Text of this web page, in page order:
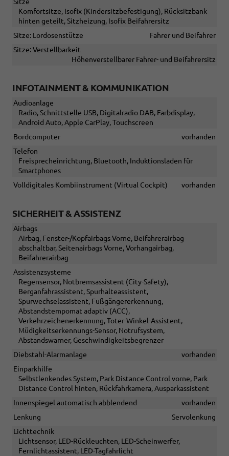
Komfortsitze, Isofix (Kindersitzbefestigung), Rücksitzbank
hinten geteilt, Sitzheizung, Isofix Beifahrersitz
Sitze: Lordosenstütze
Fahrer und Beifahrer
Sitze: Verstellbarkeit
Höhenverstellbarer Fahrer- und Beifahrersitz
INFOTAINMENT & KOMMUNIKATION
Audioanlage
Radio, Schnittstelle USB, Digitalradio DAB, Farbdisplay,
Android Auto, Apple CarPlay, Touchscreen
Bordcomputer
vorhanden
Telefon
Freisprecheinrichtung, Bluetooth, Induktionsladen für
Smartphones
Volldigitales Kombiinstrument (Virtual Cockpit)
vorhanden
SICHERHEIT & ASSISTENZ
Airbags
Airbag, Fenster-/Kopfairbags Vorne, Beifahrerairbag
abschaltbar, Seitenairbags Vorne, Vorhangairbag,
Beifahrerairbag
Assistenzsysteme
Regensensor, Notbremsassistent (City-Safety),
Berganfahrassistent, Spurhalteassistent,
Spurwechselassistent, Fußgängererkennung,
Abstandstempomat adaptiv (ACC),
Verkehrzeichenerkennung, Toter-Winkel-Assistent,
Müdigkeitserkennungs-Sensor, Notrufsystem,
Abstandswarner, Geschwindigkeitsbegrenzer
Diebstahl-Alarmanlage
vorhanden
Einparkhilfe
Selbstlenkendes System, Park Distance Control vorne, Park
Distance Control hinten, Rückfahrkamera, Ausparkassistent
Innenspiegel automatisch abblendend
vorhanden
Lenkung
Servolenkung
Lichttechnik
Lichtsensor, LED-Rückleuchten, LED-Scheinwerfer,
Fernlichtassistent, LED-Tagfahrlicht